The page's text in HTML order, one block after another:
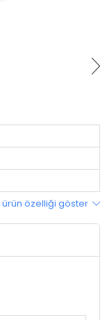
özelliği göster